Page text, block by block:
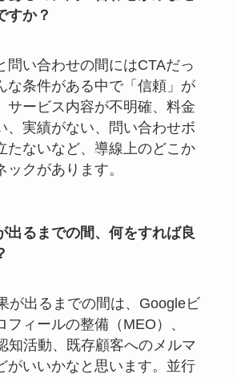
すか？
問い合わせの間にはCTAだっ
な条件がある中で「信頼」が
サービス内容が不明確、料金
、実績がない、問い合わせボ
たないなど、導線上のどこか
ックがあります。
出るまでの間、何をすれば良
が出るまでの間は、Googleビ
フィールの整備（MEO）、
知活動、既存顧客へのメルマ
がいいかなと思います。並行